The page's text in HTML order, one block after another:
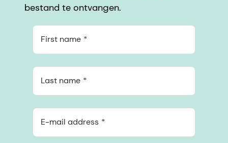
bestand te ontvangen.
First name
Last name
E-mail address